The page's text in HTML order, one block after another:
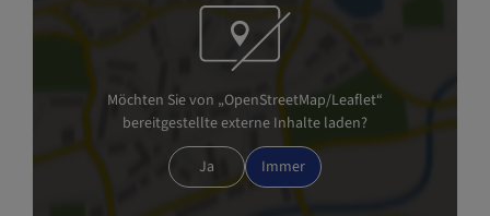
Möchten Sie von „OpenStreetMap/Leaflet“
bereitgestellte externe Inhalte laden?
Ja
Immer